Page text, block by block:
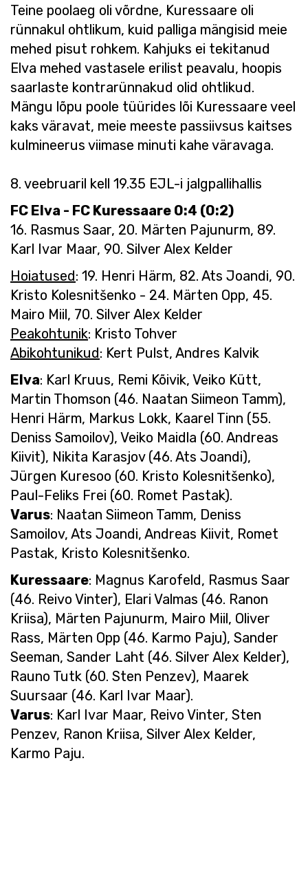
Teine poolaeg oli võrdne, Kuressaare oli
rünnakul ohtlikum, kuid palliga mängisid meie
mehed pisut rohkem. Kahjuks ei tekitanud
Elva mehed vastasele erilist peavalu, hoopis
saarlaste kontrarünnakud olid ohtlikud.
Mängu lõpu poole tüürides lõi Kuressaare veel
kaks väravat, meie meeste passiivsus kaitses
kulmineerus viimase minuti kahe väravaga.
8. veebruaril kell 19.35 EJL-i jalgpallihallis
FC Elva - FC Kuressaare 0:4 (0:2)
16. Rasmus Saar, 20. Märten Pajunurm, 89.
Karl Ivar Maar, 90. Silver Alex Kelder
Hoiatused: 19. Henri Härm, 82. Ats Joandi, 90.
Kristo Kolesnitšenko - 24. Märten Opp, 45.
Mairo Miil, 70. Silver Alex Kelder
Peakohtunik: Kristo Tohver
Abikohtunikud: Kert Pulst, Andres Kalvik
Elva: Karl Kruus, Remi Kõivik, Veiko Kütt,
Martin Thomson (46. Naatan Siimeon Tamm),
Henri Härm, Markus Lokk, Kaarel Tinn (55.
Deniss Samoilov), Veiko Maidla (60. Andreas
Kiivit), Nikita Karasjov (46. Ats Joandi),
Jürgen Kuresoo (60. Kristo Kolesnitšenko),
Paul-Feliks Frei (60. Romet Pastak).
Varus: Naatan Siimeon Tamm, Deniss
Samoilov, Ats Joandi, Andreas Kiivit, Romet
Pastak, Kristo Kolesnitšenko.
Kuressaare: Magnus Karofeld, Rasmus Saar
(46. Reivo Vinter), Elari Valmas (46. Ranon
Kriisa), Märten Pajunurm, Mairo Miil, Oliver
Rass, Märten Opp (46. Karmo Paju), Sander
Seeman, Sander Laht (46. Silver Alex Kelder),
Rauno Tutk (60. Sten Penzev), Maarek
Suursaar (46. Karl Ivar Maar).
Varus: Karl Ivar Maar, Reivo Vinter, Sten
Penzev, Ranon Kriisa, Silver Alex Kelder,
Karmo Paju.